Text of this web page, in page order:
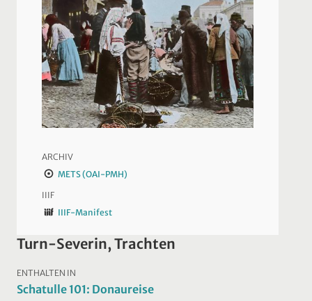
ARCHIV
METS (OAI-PMH)
IIIF
IIIF-Manifest
Turn-Severin, Trachten
ENTHALTEN IN
Schatulle 101: Donaureise